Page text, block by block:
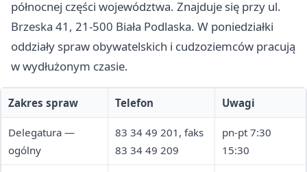
północnej części województwa. Znajduje się przy ul.
Brzeska 41, 21-500 Biała Podlaska. W poniedziałki
oddziały spraw obywatelskich i cudzoziemców pracują
w wydłużonym czasie.
Zakres spraw Telefon Uwagi
Delegatura —
ogólny
83 34 49 201, faks
83 34 49 209
pn-pt 7:30
15:30